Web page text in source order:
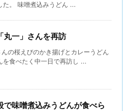
た。 味噌煮込みうどん ...
丸一」さんを再訪
んの桜えびのかき揚げとカレーうどん
を食べたく中一日で再訪し ...
で味噌煮込みうどんが食べら